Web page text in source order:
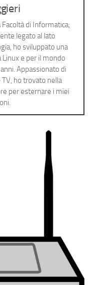
di Informatica;
legato al lato
ho sviluppato una
e per il mondo
Appassionato di
ho trovato nella
per esternare i miei